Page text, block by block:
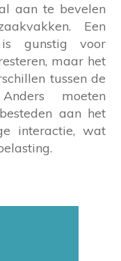
aan te bevelen
Een
is gunstig voor
maar het
tussen de
moeten
aan het
interactie, wat